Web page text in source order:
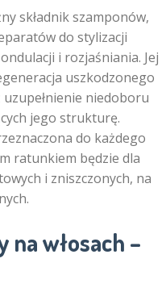
składnik szamponów,
do stylizacji
i rozjaśniania. Jej
uszkodzonego
uzupełnienie niedoboru
jego strukturę.
do każdego
ratunkiem będzie dla
i zniszczonych, na
włosach –